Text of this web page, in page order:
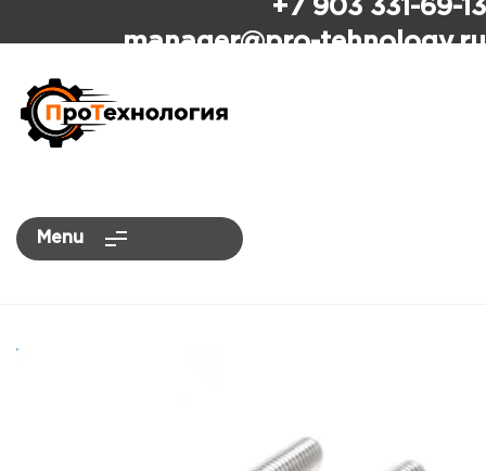
+7 903 331-69-13
manager@pro-tehnology.ru
Menu